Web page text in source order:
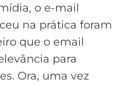
o e-mail
na prática foram
que o email
para
Ora, uma vez